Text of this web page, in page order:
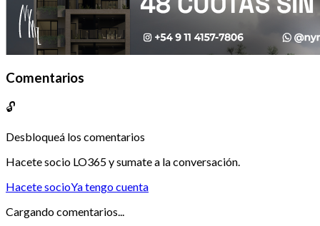
Comentarios
🔓
Desbloqueá los comentarios
Hacete socio LO365 y sumate a la conversación.
Hacete socioYa tengo cuenta
Cargando comentarios...